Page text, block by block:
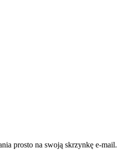
prosto na swoją skrzynkę e-mail.